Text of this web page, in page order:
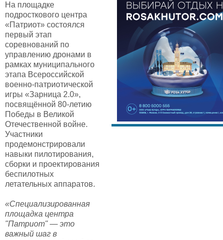
На площадке
подросткового центра
«Патриот» состоялся
первый этап
соревнований по
управлению дронами в
рамках муниципального
этапа Всероссийской
военно-патриотической
игры «Зарница 2.0»,
посвящённой 80-летию
Победы в Великой
Отечественной войне.
Участники
продемонстрировали
навыки пилотирования,
сборки и проектирования
беспилотных
летательных аппаратов.
«Специализированная
площадка центра
"Патриот" — это
важный шаг в